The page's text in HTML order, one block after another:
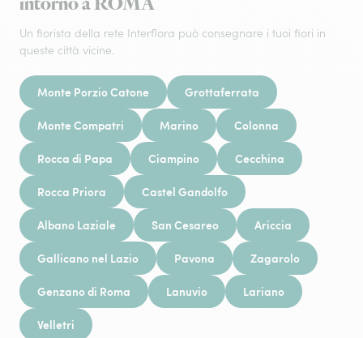
Un fiorista della rete Interflora può consegnare i tuoi fiori in
queste città vicine.
Monte Porzio Catone Grottaferrata
Monte Compatri Marino Colonna
Rocca di Papa Ciampino Cecchina
Rocca Priora Castel Gandolfo
Albano Laziale San Cesareo Ariccia
Gallicano nel Lazio Pavona Zagarolo
Genzano di Roma Lanuvio Lariano
Velletri